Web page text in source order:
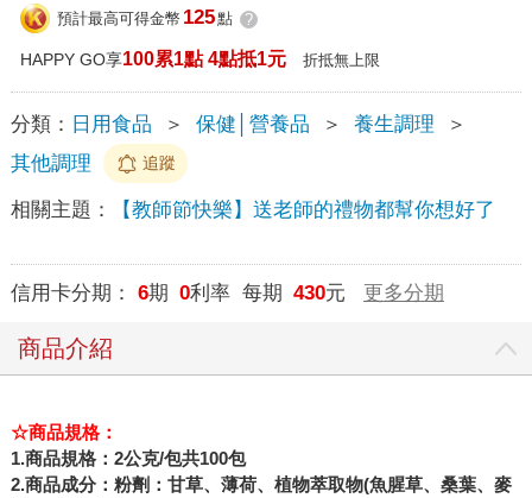
預計最高可得金幣 125點 ?
HAPPY GO享100累1點 4點抵1元 折抵無上限
分類： 日用食品 ＞ 保健│營養品 ＞ 養生調理
＞
其他調理
追蹤
相關主題： 【教師節快樂】送老師的禮物都幫你想好了
信用卡分期： 6期 0利率 每期 430元 更多分期
商品介紹
☆商品規格：
1.商品規格：2公克/包共100包
2.商品成分：粉劑：甘草、薄荷、植物萃取物(魚腥草、桑葉、麥